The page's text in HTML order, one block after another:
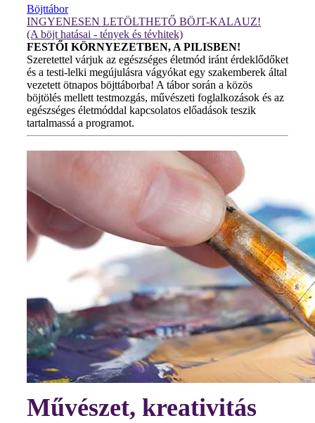
Böjttábor
INGYENESEN LETÖLTHETŐ BÖJT-KALAUZ!
(A böjt hatásai - tények és tévhitek)
FESTŐI KÖRNYEZETBEN, A PILISBEN!
Szeretettel várjuk az egészséges életmód iránt érdeklődőket
és a testi-lelki megújulásra vágyókat egy szakemberek által
vezetett ötnapos böjttáborba! A tábor során a közös
böjtölés mellett testmozgás, művészeti foglalkozások és az
egészséges életmóddal kapcsolatos előadások teszik
tartalmassá a programot.
Művészet, kreativitás